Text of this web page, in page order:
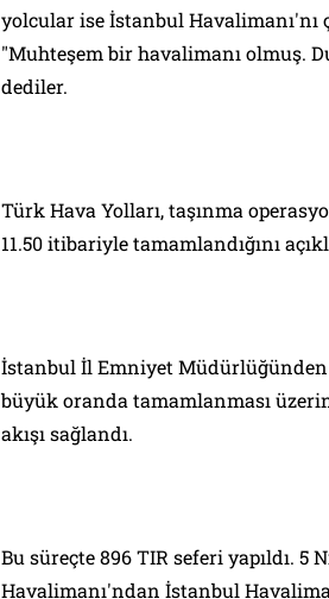
yolcular ise İstanbul
"Muhteşem bir havalimanı olmuş.
dediler.
Türk Hava Yolları, taşınma
11.50 itibariyle tamamlandığını
İstanbul İl Emniyet Müdürlüğünden
büyük oranda tamamlanması
akışı sağlandı.
Bu süreçte 896 TIR seferi yapıldı.
Havalimanı'ndan İstanbul